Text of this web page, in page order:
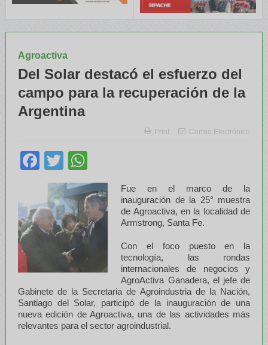
Agroactiva
Del Solar destacó el esfuerzo del
campo para la recuperación de la
Argentina
Print Correo Electrónico
Facebook
Twitter
Fue en el marco de la
inauguración de la 25° muestra
de Agroactiva, en la localidad de
Armstrong, Santa Fe.
Con el foco puesto en la
tecnología, las rondas
internacionales de negocios y
AgroActiva Ganadera, el jefe de
Gabinete de la Secretaria de Agroindustria de la Nación,
Santiago del Solar, participó de la inauguración de una
nueva edición de Agroactiva, una de las actividades más
relevantes para el sector agroindustrial.